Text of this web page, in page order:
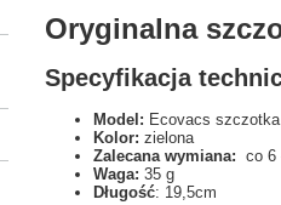
Oryginalna
Specyfikacja
Model: Ecovacs szczotka
Kolor: zielona
Zalecana wymiana: co 6
Waga: 35 g
Długość: 19,5cm